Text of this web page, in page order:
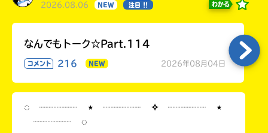
2026.08.06 NEW 注目 !! わかる
なんでもトーク☆Part.114
コメント 216 NEW 2026年08月04日
◌ ┈┈┈┈ ⋆ ┈┈┈┈ ✧ ┈┈┈┈ ⋆
┈┈┈┈ ◌